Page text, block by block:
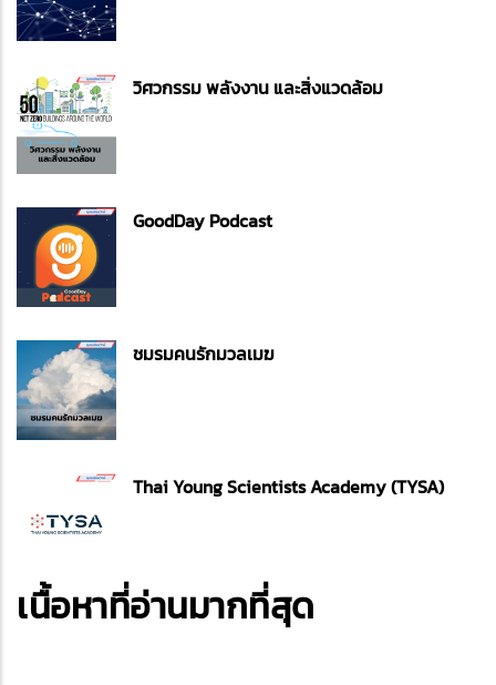
วิศวกรรม พลังงาน และสิ่งแวดล้อม
GoodDay Podcast
ชมรมคนรักมวลเมฆ
Thai Young Scientists Academy (TYSA)
เนื้อหาที่อ่านมากที่สุด